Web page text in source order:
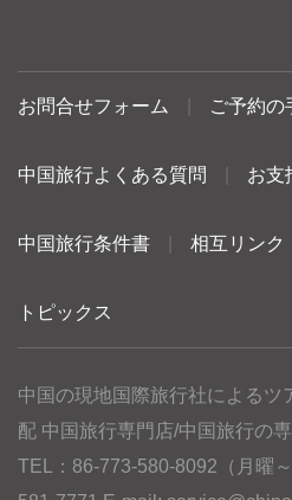
お問合せフォーム ご予約の
中国旅行よくある質問 お支
中国旅行条件書 相互リンク
トピックス
中国の現地国際旅行社によるツ
配 中国旅行専門店/中国旅行の
TEL：86-773-580-8092（月曜